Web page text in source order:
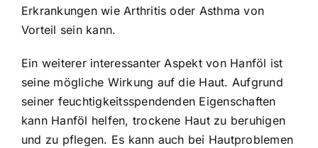
Erkrankungen wie Arthritis oder Asthma von
Vorteil sein kann.
Ein weiterer interessanter Aspekt von Hanföl ist
seine mögliche Wirkung auf die Haut. Aufgrund
seiner feuchtigkeitsspendenden Eigenschaften
kann Hanföl helfen, trockene Haut zu beruhigen
und zu pflegen. Es kann auch bei Hautproblemen